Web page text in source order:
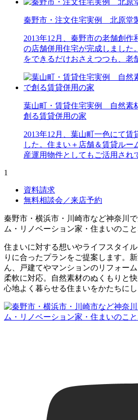
秦野市・注文住宅実例 北原堂
2013年12月、秦野市の老舗創作
の店舗併用住宅が完成しました
をできるだけおさえつつも、老
葉山町・賃貸住宅実例 自然素
創る賃貸併用の家
2013年12月、葉山町一色にて賃
した。住まい＋店舗＆賃貸ルー
産運用物件としてもご活用され
1
資料請求
無料相談会／来店予約
秦野市・横浜市・川崎市など神奈川
ム・リノベーション家・住まいのこ
住まいに対する想いやライフスタイ
りに合ったプランをご提案します。
ん、戸建てやマンションのリフォー
柔軟に対応。自然素材のぬくもりと
心地よく暮らせる住まいをかたちにし